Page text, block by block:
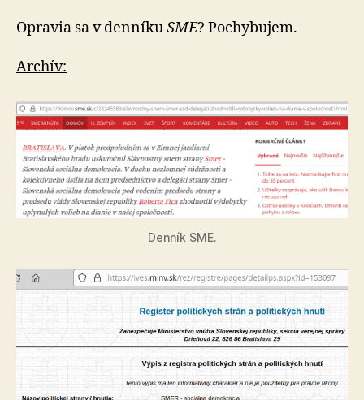
Opravia sa v denníkuSME? Pochybujem.
Archív:
Denník SME.